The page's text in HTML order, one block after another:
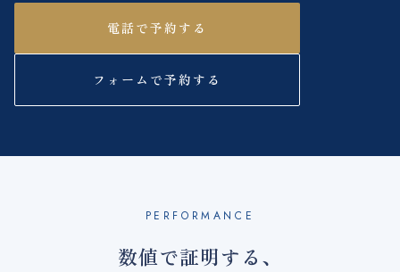
電話で予約する
フォームで予約する
PERFORMANCE
数値で証明する、